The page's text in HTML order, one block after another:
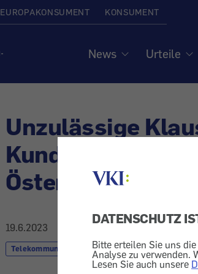
DATENSCHUTZ
Bitte erteilen Sie uns
Analyse zu verwenden.
Lesen Sie auch unsere
EUROPAKONSUMENT KONSUMENT
News Urteile
Unzulässige
Österreich
19.6.2023
Telekommunikation & Medien